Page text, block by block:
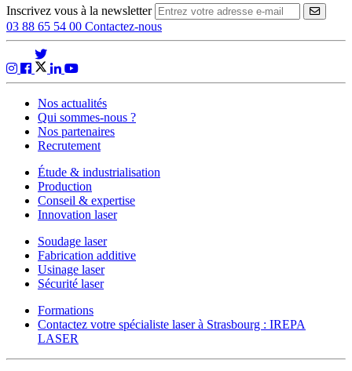
Inscrivez vous à la newsletter
03 88 65 54 00 Contactez-nous
Nos actualités
Qui sommes-nous ?
Nos partenaires
Recrutement
Étude & industrialisation
Production
Conseil & expertise
Innovation laser
Soudage laser
Fabrication additive
Usinage laser
Sécurité laser
Formations
Contactez votre spécialiste laser à Strasbourg : IREPA
LASER